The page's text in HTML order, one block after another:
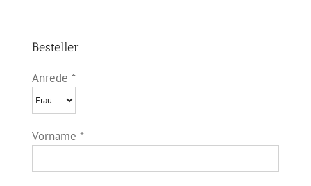
Besteller
Anrede *
Vorname *